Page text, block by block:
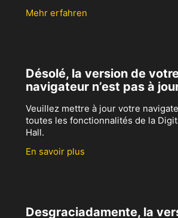
Mehr erfahren
Désolé, la version de
navigateur n’est pas à
Veuillez mettre à jour votre
toutes les fonctionnalités de la
Hall.
En savoir plus
Desgraciadamente, la